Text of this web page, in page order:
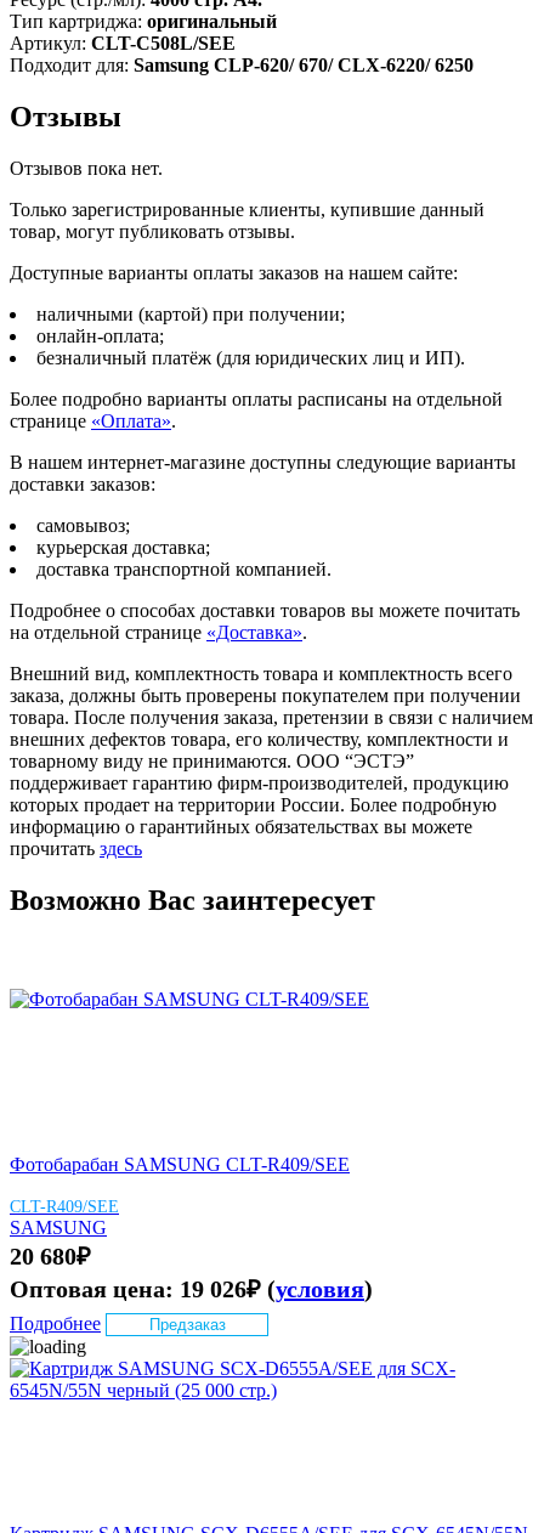
Тип картриджа: оригинальный
Артикул: CLT-C508L/SEE
Подходит для: Samsung CLP-620/ 670/ CLX-6220/ 6250
Отзывы
Отзывов пока нет.
Только зарегистрированные клиенты, купившие данный
товар, могут публиковать отзывы.
Доступные варианты оплаты заказов на нашем сайте:
наличными (картой) при получении;
онлайн-оплата;
безналичный платёж (для юридических лиц и ИП).
Более подробно варианты оплаты расписаны на отдельной
странице «Оплата».
В нашем интернет-магазине доступны следующие варианты
доставки заказов:
самовывоз;
курьерская доставка;
доставка транспортной компанией.
Подробнее о способах доставки товаров вы можете почитать
на отдельной странице «Доставка».
Внешний вид, комплектность товара и комплектность всего
заказа, должны быть проверены покупателем при получении
товара. После получения заказа, претензии в связи с наличием
внешних дефектов товара, его количеству, комплектности и
товарному виду не принимаются. ООО “ЭСТЭ”
поддерживает гарантию фирм-производителей, продукцию
которых продает на территории России. Более подробную
информацию о гарантийных обязательствах вы можете
прочитать здесь
Возможно Вас заинтересует
Фотобарабан SAMSUNG CLT-R409/SEE
CLT-R409/SEE
SAMSUNG
20 680₽
Оптовая цена: 19 026₽ (условия)
Подробнее Предзаказ